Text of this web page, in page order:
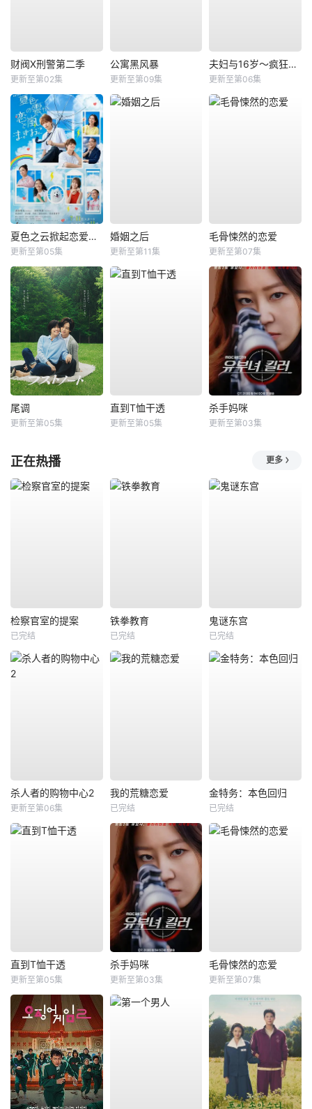
财阀X刑警第二季
更新至第02集
公寓黑风暴
更新至第09集
夫妇与16岁～疯狂的邻居～
更新至第06集
夏色之云掀起恋爱与风暴
更新至第05集
婚姻之后
更新至第11集
毛骨悚然的恋爱
更新至第07集
尾调
更新至第05集
直到T恤干透
更新至第05集
杀手妈咪
更新至第03集
正在热播 更多
检察官室的提案
已完结
铁拳教育
已完结
鬼谜东宫
已完结
杀人者的购物中心2
更新至第06集
我的荒糖恋爱
已完结
金特务：本色回归
已完结
直到T恤干透
更新至第05集
杀手妈咪
更新至第03集
毛骨悚然的恋爱
更新至第07集